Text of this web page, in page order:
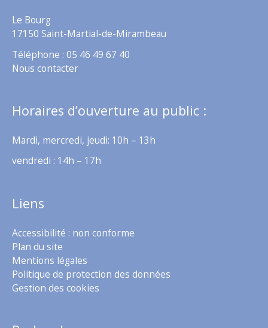
Le Bourg
17150 Saint-Martial-de-Mirambeau
Téléphone : 05 46 49 67 40
Nous contacter
Horaires d’ouverture au public :
Mardi, mercredi, jeudi: 10h – 13h
vendredi : 14h – 17h
Liens
Accessibilité : non conforme
Plan du site
Mentions légales
Politique de protection des données
Gestion des cookies